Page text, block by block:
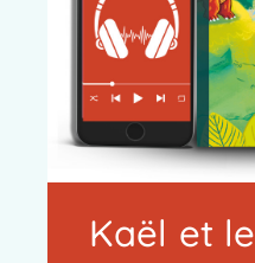
Kaël et le